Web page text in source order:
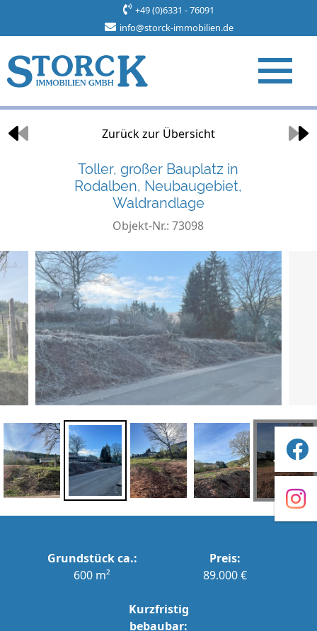
+49 (0)6331 - 76091
info@storck-immobilien.de
Zurück zur Übersicht
Toller, großer Bauplatz in
Rodalben, Neubaugebiet,
Waldrandlage
Objekt-Nr.: 73098
+2
Grundstück ca.:
600 m²
Preis:
89.000 €
Kurzfristig
bebaubar: